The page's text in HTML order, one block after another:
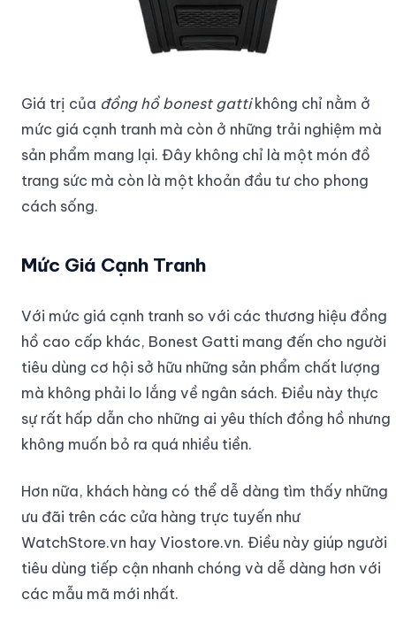
Giá trị của đồng hồ bonest gattikhông chỉ nằm ở
mức giá cạnh tranh mà còn ở những trải nghiệm mà
sản phẩm mang lại. Đây không chỉ là một món đồ
trang sức mà còn là một khoản đầu tư cho phong
cách sống.
Mức Giá Cạnh Tranh
Với mức giá cạnh tranh so với các thương hiệu đồng
hồ cao cấp khác, Bonest Gatti mang đến cho người
tiêu dùng cơ hội sở hữu những sản phẩm chất lượng
mà không phải lo lắng về ngân sách. Điều này thực
sự rất hấp dẫn cho những ai yêu thích đồng hồ nhưng
không muốn bỏ ra quá nhiều tiền.
Hơn nữa, khách hàng có thể dễ dàng tìm thấy những
ưu đãi trên các cửa hàng trực tuyến như
WatchStore.vn hay Viostore.vn. Điều này giúp người
tiêu dùng tiếp cận nhanh chóng và dễ dàng hơn với
các mẫu mã mới nhất.